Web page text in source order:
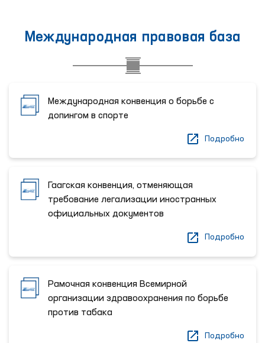
Международная правовая база
Международная конвенция о борьбе с
допингом в спорте
Подробно
Гаагская конвенция, отменяющая
требование легализации иностранных
официальных документов
Подробно
Рамочная конвенция Всемирной
организации здравоохранения по борьбе
против табака
Подробно